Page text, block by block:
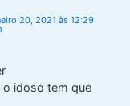
20, 2021 às 12:29
idoso tem que